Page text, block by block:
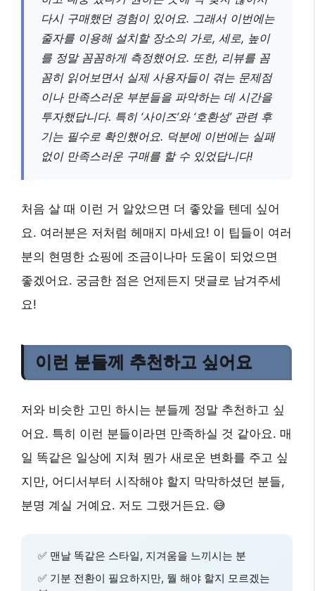
다시 구매했던 경험이 있어요. 그래서 이번에는
줄자를 이용해 설치할 장소의 가로, 세로, 높이
를 정말 꼼꼼하게 측정했어요. 또한, 리뷰를 꼼
꼼히 읽어보면서 실제 사용자들이 겪는 문제점
이나 만족스러운 부분들을 파악하는 데 시간을
투자했답니다. 특히 ‘사이즈’와 ‘호환성’ 관련 후
기는 필수로 확인했어요. 덕분에 이번에는 실패
없이 만족스러운 구매를 할 수 있었답니다!
처음 살 때 이런 거 알았으면 더 좋았을 텐데 싶어
요. 여러분은 저처럼 헤매지 마세요! 이 팁들이 여러
분의 현명한 쇼핑에 조금이나마 도움이 되었으면
좋겠어요. 궁금한 점은 언제든지 댓글로 남겨주세
요!
이런 분들께 추천하고 싶어요
저와 비슷한 고민 하시는 분들께 정말 추천하고 싶
어요. 특히 이런 분들이라면 만족하실 것 같아요. 매
일 똑같은 일상에 지쳐 뭔가 새로운 변화를 주고 싶
지만, 어디서부터 시작해야 할지 막막하셨던 분들,
분명 계실 거예요. 저도 그랬거든요. 😅
✅ 맨날 똑같은 스타일, 지겨움을 느끼시는 분
✅ 기분 전환이 필요하지만, 뭘 해야 할지 모르겠는